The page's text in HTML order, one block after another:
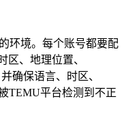
环境。每个账号都要配
区、地理位置、
确保语言、时区、
TEMU平台检测到不正